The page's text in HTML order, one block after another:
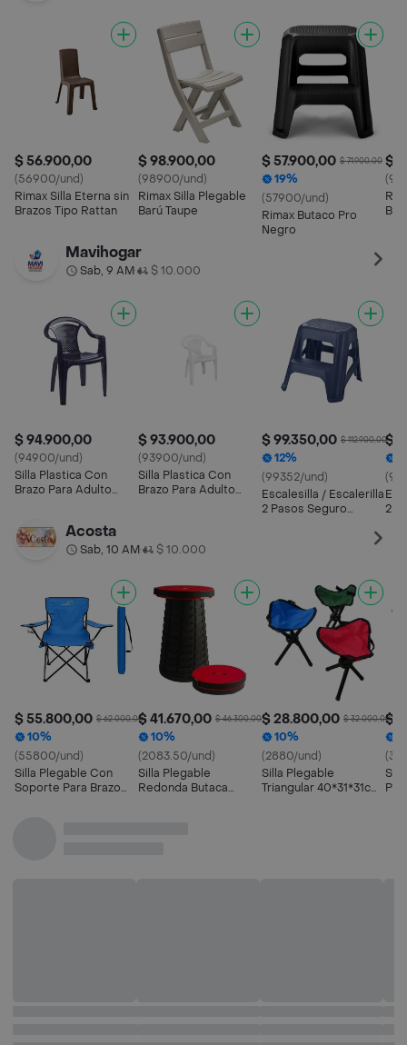
$ 56.900,00
(56900/und)
Rimax Silla Eterna sin
Brazos Tipo Rattan
$ 98.900,00
(98900/und)
Rimax Silla Plegable
Barú Taupe
$ 57.900,00 $ 71.900,00
19%
(57900/und)
Rimax Butaco Pro
Negro
$
Mavihogar
Sab, 9 AM• $ 10.000
$ 94.900,00
(94900/und)
Silla Plastica Con
Brazo Para Adulto
$ 93.900,00
(93900/und)
Silla Plastica Con
Brazo Para Adulto
$ 99.350,00 $ 112.900,00
12%
(99352/und)
Escalesilla / Escalerilla
2 Pasos Seguro
$
2
Acosta
Sab, 10 AM• $ 10.000
$ 55.800,00 $ 62.000,00
10%
(55800/und)
Silla Plegable Con
Soporte Para Brazo
$ 41.670,00 $ 46.300,00
10%
(2083.50/und)
Silla Plegable
Redonda Butaca
$ 28.800,00 $ 32.000,00
10%
(2880/und)
Silla Plegable
Triangular 40*31*31cm
$